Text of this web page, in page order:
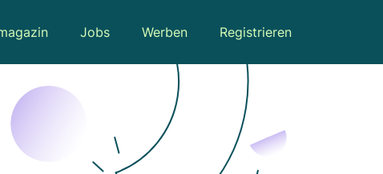
Jobs Werben Registrieren